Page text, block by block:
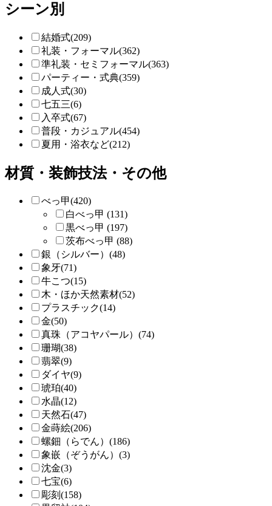
シーン別
結婚式(209)
礼装・フォーマル(362)
準礼装・セミフォーマル(363)
パーティー・式典(359)
成人式(30)
七五三(6)
入卒式(67)
普段・カジュアル(454)
夏用・浴衣など(212)
材質・装飾技法・その他
べっ甲(420)
白べっ甲 (131)
黒べっ甲 (197)
茨布べっ甲 (88)
銀（シルバー）(48)
象牙(71)
牛こつ(15)
木・ほか天然素材(52)
プラスチック(14)
金(50)
真珠（アコヤパール）(74)
珊瑚(38)
翡翠(9)
ダイヤ(9)
琥珀(40)
水晶(12)
天然石(47)
金蒔絵(206)
螺鈿（らでん）(186)
象嵌（ぞうがん）(3)
沈金(3)
七宝(6)
彫刻(158)